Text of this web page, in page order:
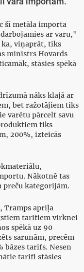
šī metāla importa
ar varu,"
viņaprāt, tiks
ministrs Hovards
stāsies spēkā
nāks klajā ar
bet ražotājiem tiks
varētu pārcelt savu
tiks
200%, izteicās
Nākotnē tas
kategorijām.
Tramps aprīļa
tarifiem virknei
spēkā uz 90
sarunām, precēm
bāzes tarifs. Nesen
tarifi stāsies